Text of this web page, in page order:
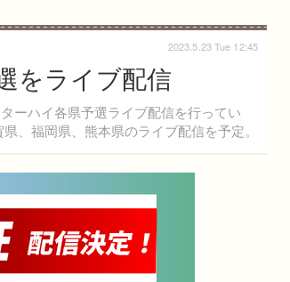
をライブ配信
ーハイ各県予選ライブ配信を行ってい
、福岡県、熊本県のライブ配信を予定。
2023.5.23 Tue 12:45